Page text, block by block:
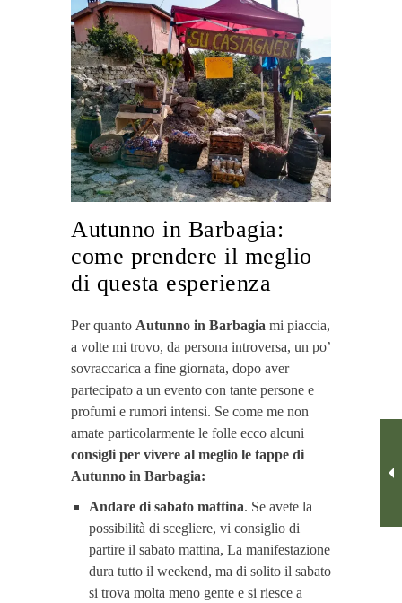
Autunno in Barbagia:
come prendere il meglio
di questa esperienza
Per quanto Autunno in Barbagia mi piaccia,
a volte mi trovo, da persona introversa, un po’
sovraccarica a fine giornata, dopo aver
partecipato a un evento con tante persone e
profumi e rumori intensi. Se come me non
amate particolarmente le folle ecco alcuni
consigli per vivere al meglio le tappe di
Autunno in Barbagia:
Andare di sabato mattina. Se avete la
possibilità di scegliere, vi consiglio di
partire il sabato mattina, La manifestazione
dura tutto il weekend, ma di solito il sabato
si trova molta meno gente e si riesce a